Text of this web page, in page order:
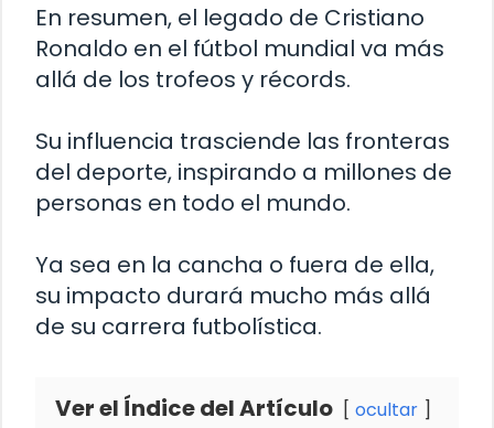
En resumen, el legado de Cristiano
Ronaldo en el fútbol mundial va más
allá de los trofeos y récords.
Su influencia trasciende las fronteras
del deporte, inspirando a millones de
personas en todo el mundo.
Ya sea en la cancha o fuera de ella,
su impacto durará mucho más allá
de su carrera futbolística.
Ver el Índice del Artículo ocultar